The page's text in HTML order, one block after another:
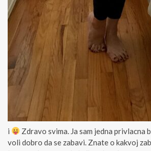
i
Zdravo svima. Ja sam jedna privlacna
voli dobro da se zabavi. Znate o kakvoj